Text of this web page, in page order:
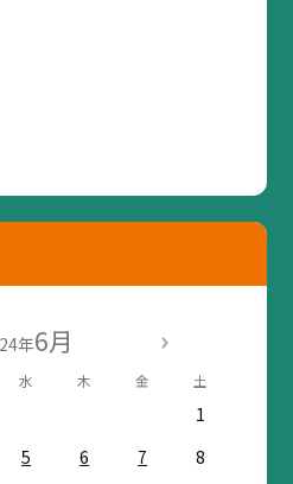
年6月
水 木 金 土
1
5 6 7
8